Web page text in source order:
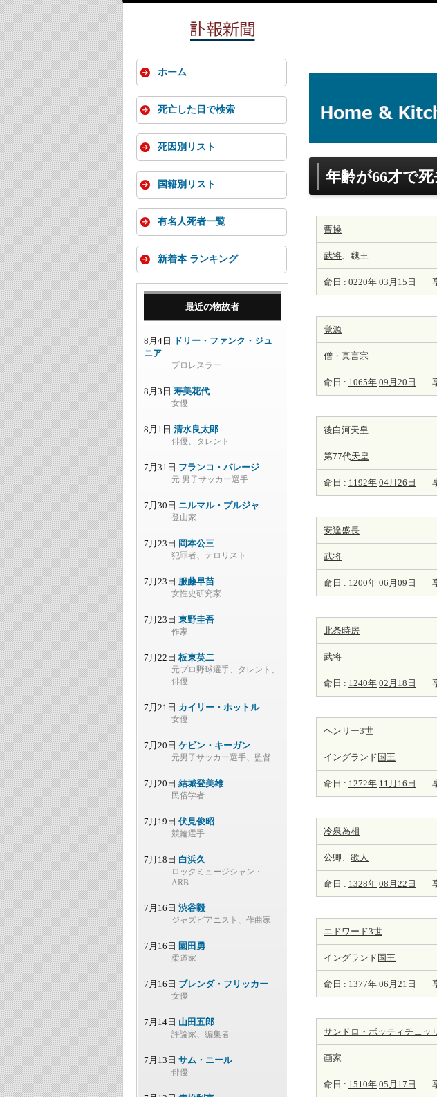
年齢が66才で
曹操
武将、魏王
命日 : 0220年 03月15日
覚源
僧 ・真言宗
命日 : 1065年 09月20日
後白河天皇
第77代天皇
命日 : 1192年 04月26日
安達盛長
武将
命日 : 1200年 06月09日
北条時房
武将
命日 : 1240年 02月18日
ヘンリー3世
イングランド 国王
命日 : 1272年 11月16日
冷泉為相
公卿、 歌人
命日 : 1328年 08月22日
エドワード3世
イングランド 国王
命日 : 1377年 06月21日
サンドロ・ボッティチェッ
画家
命日 : 1510年 05月17日
ホーム
死亡した日で検索
死因別リスト
国籍別リスト
有名人死者一覧
新着本 ランキング
最近の物故者
8月4日
ドリー・ファンク・ジュ
ニア
プロレスラー
8月3日 寿美花代
女優
8月1日 清水良太郎
俳優、タレント
7月31日 フランコ・バレージ
元 男子サッカー選手
7月30日 ニルマル・プルジャ
登山家
7月23日 岡本公三
犯罪者、テロリスト
7月23日 服藤早苗
女性史研究家
7月23日 東野圭吾
作家
7月22日 板東英二
元プロ野球選手、タレント、
俳優
7月21日 カイリー・ホットル
女優
7月20日 ケビン・キーガン
元男子サッカー選手、監督
7月20日 結城登美雄
民俗学者
7月19日 伏見俊昭
競輪選手
7月18日 白浜久
ロックミュージシャン・
ARB
7月16日 渋谷毅
ジャズピアニスト、作曲家
7月16日 園田勇
柔道家
7月16日 ブレンダ・フリッカー
女優
7月14日 山田五郎
評論家、編集者
7月13日 サム・ニール
俳優